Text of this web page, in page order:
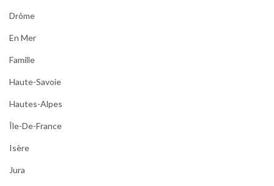
Drôme
En Mer
Famille
Haute-Savoie
Hautes-Alpes
Île-De-France
Isère
Jura